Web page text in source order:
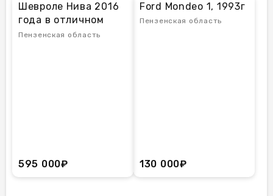
Шевролe Нива 2016
года в отличном
cоcтоянии!
Пензенская область
595 000₽
Ford Mondeo 1, 1993г
Пензенская область
130 000₽